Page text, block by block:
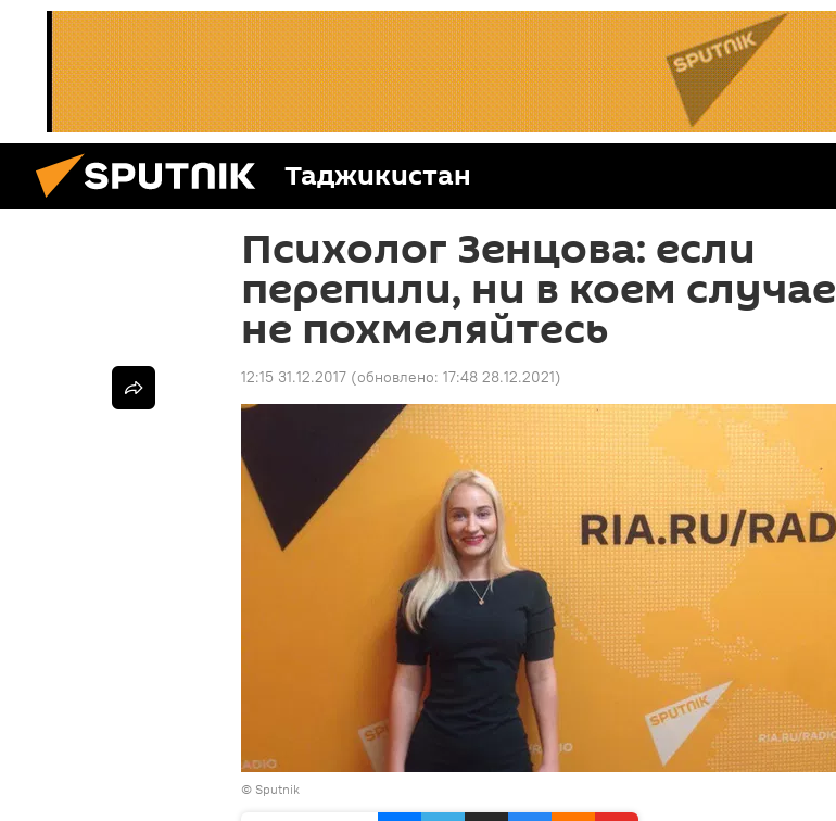
Таджикистан
Психолог Зенцова: если
перепили, ни в коем случае
не похмеляйтесь
12:15 31.12.2017 (обновлено: 17:48 28.12.2021)
© Sputnik